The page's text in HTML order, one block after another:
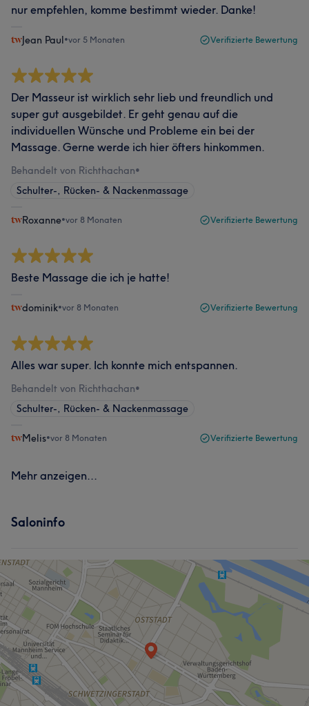
nur empfehlen, komme bestimmt wieder. Danke!
Jean Paul•vor 5 Monaten Verifizierte Bewertung
Der Masseur ist wirklich sehr lieb und freundlich und
super gut ausgebildet. Er geht genau auf die
individuellen Wünsche und Probleme ein bei der
Massage. Gerne werde ich hier öfters hinkommen.
Behandelt von Richthachan•
Schulter-, Rücken- & Nackenmassage
Roxanne•vor 8 Monaten Verifizierte Bewertung
Beste Massage die ich je hatte!
dominik•vor 8 Monaten Verifizierte Bewertung
Alles war super. Ich konnte mich entspannen.
Behandelt von Richthachan•
Schulter-, Rücken- & Nackenmassage
Melis•vor 8 Monaten Verifizierte Bewertung
Mehr anzeigen...
Saloninfo